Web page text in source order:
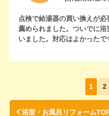
点検で給湯器の買い換えが
薦められました。ついでに
いました。対応はよかったで
1 2
浴室・お風呂リフォーム